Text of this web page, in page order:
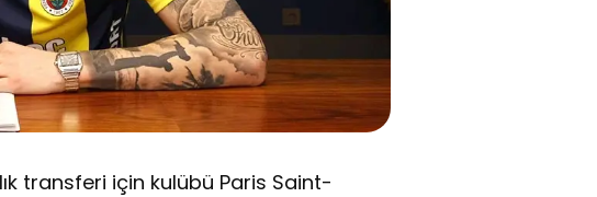
transferi için kulübü Paris Saint-